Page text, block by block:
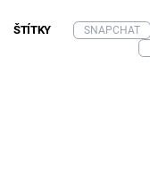
ŠTÍTKY SNAPCHAT